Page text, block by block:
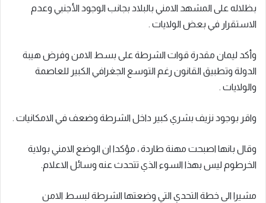
بظلاله على المشهد الامني بالبلاد بجانب الوجود الأجنبي وعدم
الاستقرار في بعض الولايات .
وأكد ليمان مقدرة قوات الشرطة على بسط الامن وفرض هيبة
الدولة وتطبيق القانون رغم التوسع الجغرافي الكبير للعاصمة
والولايات .
واقر بوجود نزيف بشري كبير داخل الشرطة وضعف في الامكانيات .
وقال بانها اصبحت مهنة طاردة ، مؤكدا ان الوضع الامني بولاية
الخرطوم ليس بهذا السوء الذي تتحدث عنه وسائل الاعلام.
مشيرا الى خطة التحدي التي وضعتها الشرطة لبسط الامن